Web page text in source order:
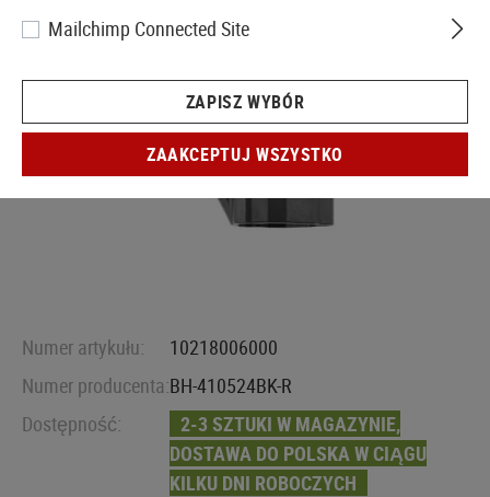
Numer artykułu:
10218006000
Numer producenta:BH-410524BK-R
Dostępność:
2-3 SZTUKI W MAGAZYNIE,
DOSTAWA DO POLSKA W CIĄGU
KILKU DNI ROBOCZYCH
Mailchimp Connected Site
ZAPISZ WYBÓR
ZAAKCEPTUJ WSZYSTKO